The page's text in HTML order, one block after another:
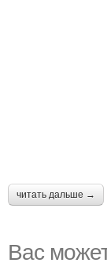
читать дальше →
Вас